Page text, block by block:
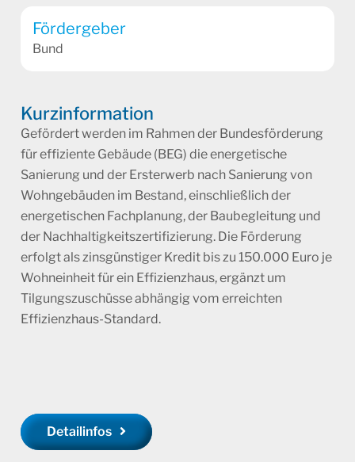
Kurzinformation
Gefördert werden im Rahmen der Bundesförderung
für effiziente Gebäude (BEG) die energetische
Sanierung und der Ersterwerb nach Sanierung von
Wohngebäuden im Bestand, einschließlich der
energetischen Fachplanung, der Baubegleitung und
der Nachhaltigkeitszertifizierung. Die Förderung
erfolgt als zinsgünstiger Kredit bis zu 150.000 Euro je
Wohneinheit für ein Effizienzhaus, ergänzt um
Tilgungszuschüsse abhängig vom erreichten
Effizienzhaus-Standard.
Detailinfos
Fördergeber
Bund